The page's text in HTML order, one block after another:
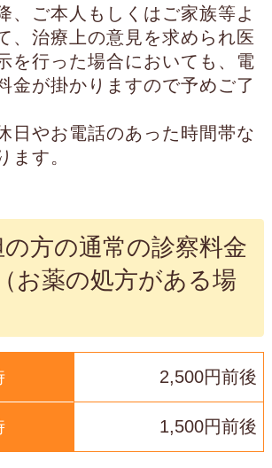
、ご本人もしくはご家族等よ
、治療上の意見を求められ医
を行った場合においても、電
金が掛かりますので予めご了
日やお電話のあった時間帯な
ます。
方の通常の診察料金
お薬の処方がある場
2,500円前後
1,500円前後